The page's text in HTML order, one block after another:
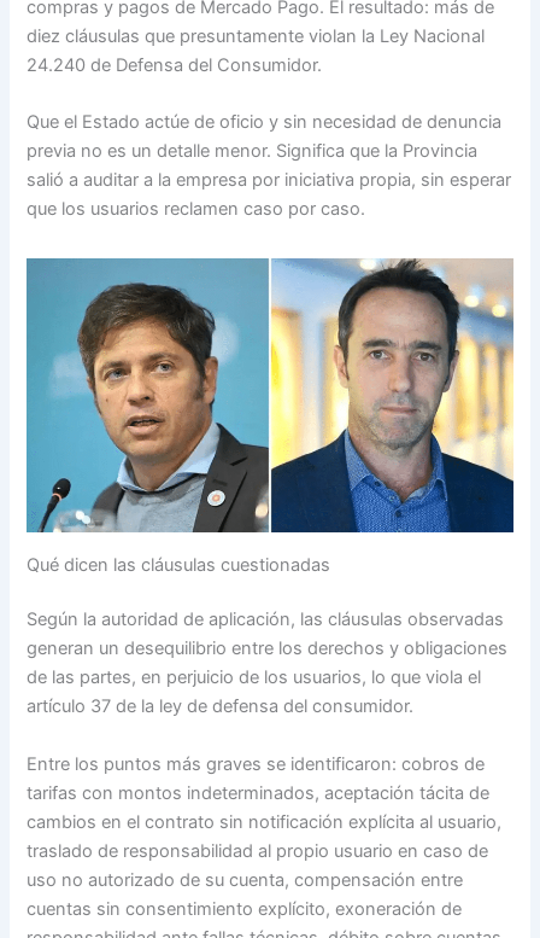
compras y pagos de Mercado Pago. El resultado: más de
diez cláusulas que presuntamente violan la Ley Nacional
24.240 de Defensa del Consumidor.
Que el Estado actúe de oficio y sin necesidad de denuncia
previa no es un detalle menor. Significa que la Provincia
salió a auditar a la empresa por iniciativa propia, sin esperar
que los usuarios reclamen caso por caso.
Qué dicen las cláusulas cuestionadas
Según la autoridad de aplicación, las cláusulas observadas
generan un desequilibrio entre los derechos y obligaciones
de las partes, en perjuicio de los usuarios, lo que viola el
artículo 37 de la ley de defensa del consumidor.
Entre los puntos más graves se identificaron: cobros de
tarifas con montos indeterminados, aceptación tácita de
cambios en el contrato sin notificación explícita al usuario,
traslado de responsabilidad al propio usuario en caso de
uso no autorizado de su cuenta, compensación entre
cuentas sin consentimiento explícito, exoneración de